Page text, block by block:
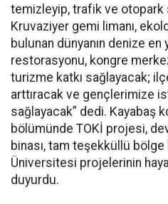
temizleyip, trafik ve
Kruvaziyer gemi limanı,
bulunan dünyanın denize en
restorasyonu, kongre
turizme katkı sağlayacak;
arttıracak ve gençlerimize
sağlayacak” dedi. Kayabaş
bölümünde TOKİ projesi,
binası, tam teşekküllü
Üniversitesi projelerinin
duyurdu.